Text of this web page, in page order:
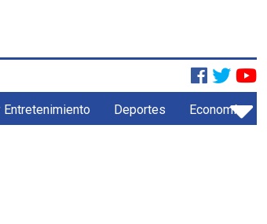
Deportes Economía